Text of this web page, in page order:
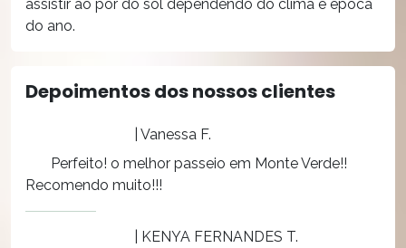
assistir ao pôr do sol dependendo do clima e época
do ano.
Depoimentos dos nossos clientes
| Vanessa F.
Perfeito! o melhor passeio em Monte Verde!!
Recomendo muito!!!
| KENYA FERNANDES T.